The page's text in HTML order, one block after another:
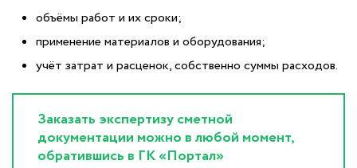
объёмы работ и их сроки;
применение материалов и оборудования;
учёт затрат и расценок, собственно суммы расходов.
Заказать экспертизу сметной
документации можно в любой момент,
обратившись в ГК «Портал»